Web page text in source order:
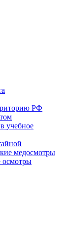
РФ
учебное
медосмотры
осмотры